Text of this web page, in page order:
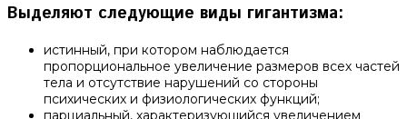
Выделяют следующие виды гигантизма:
истинный, при котором наблюдается
пропорциональное увеличение размеров всех частей
тела и отсутствие нарушений со стороны
психических и физиологических функций;
парциальный, характеризующийся увеличением